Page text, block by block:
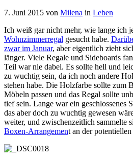
7. Juni 2015 von Milena in Leben
Ich weiß gar nicht mehr, wie lange ich
Wohnzimmerregal gesucht habe.
zwar im Januar, aber eigentlich zieht
länger. Viele Regale und Sideboards
Teil war nie dabei. Es sollte hell und
zu wuchtig sein, da ich noch andere
stehen habe. Die Holzfarbe sollte zum
Möbeln passen und das Regal sollte
tief sein. Lange war ein geschlossenes
das aber doch zu wuchtig gewesen
weiter, und zwischenzeitlich sammelte
Boxen-Arrangement an der